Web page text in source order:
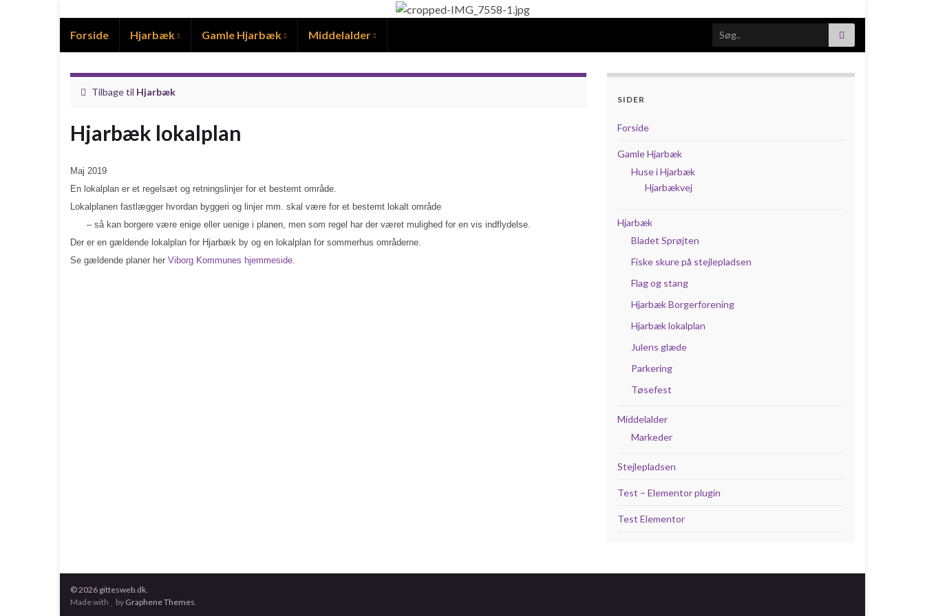
Forside Hjarbæk Gamle Hjarbæk Middelalder Search for:
Tilbage til Hjarbæk
Hjarbæk lokalplan
Maj 2019
En lokalplan er et regelsæt og retningslinjer for et bestemt område.
Lokalplanen fastlægger hvordan byggeri og linjer mm. skal være for et bestemt lokalt område
– så kan borgere være enige eller uenige i planen, men som regel har der været mulighed for en vis indflydelse.
Der er en gældende lokalplan for Hjarbæk by og en lokalplan for sommerhus områderne.
Se gældende planer her Viborg Kommunes hjemmeside
SIDER
Forside
Gamle Hjarbæk
Huse i Hjarbæk
Hjarbækvej
Hjarbæk
Bladet Sprøjten
Fiske skure på stejlepladsen
Flag og stang
Hjarbæk Borgerforening
Hjarbæk lokalplan
Julens glæde
Parkering
Tøsefest
Middelalder
Markeder
Stejlepladsen
Test – Elementor plugin
Test Elementor
© 2026 gittesweb.dk.
Made with
by Graphene Themes